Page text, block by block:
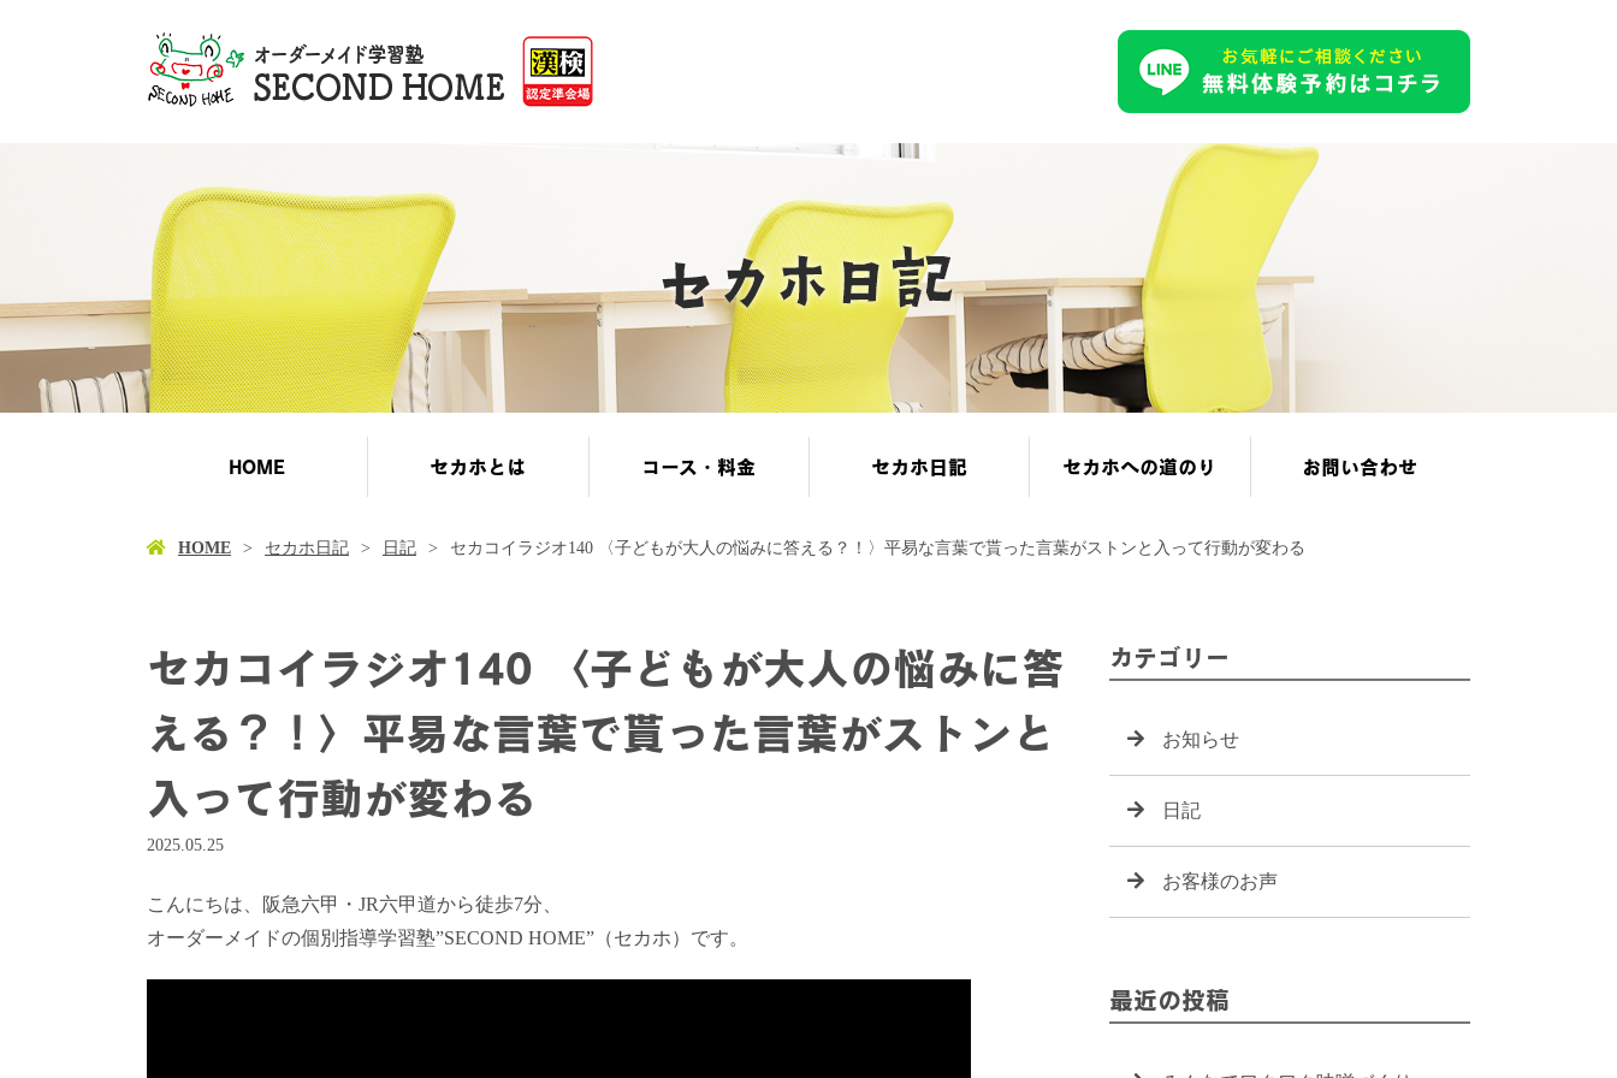
HOME セカホとは コース・料金 セカホ日記 セカホへの道のり お問い合わせ
HOME セカホ日記 日記 セカコイラジオ140 〈子どもが大人の悩みに答える？！〉平易な言葉で貰った言葉がストンと入って行動が変わる
セカコイラジオ140 〈子どもが大人の悩みに答
える？！〉平易な言葉で貰った言葉がストンと
入って行動が変わる
2025.05.25
こんにちは、阪急六甲・JR六甲道から徒歩7分、
オーダーメイドの個別指導学習塾”SECOND HOME”（セカホ）です。
カテゴリー
お知らせ
日記
お客様のお声
最近の投稿